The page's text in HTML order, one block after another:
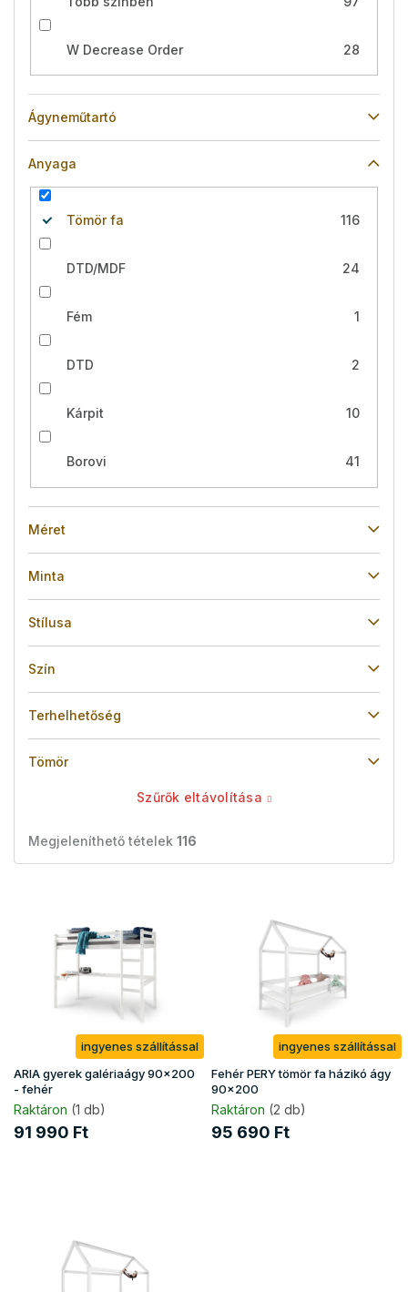
W Decrease Order 28
Ágyneműtartó
Anyaga
Tömör fa 116
DTD/MDF 24
Fém 1
DTD 2
Kárpit 10
Borovi 41
Méret
Minta
Stílusa
Szín
Terhelhetőség
Tömör
Szűrők eltávolítása
Megjeleníthető tételek 116
i
s
t
á
ingyenes szállítással
ARIA gyerek galériaágy 90x200
- fehér
Raktáron (1 db)
91 990 Ft
ingyenes szállítással
Fehér PERY tömör fa házikó ágy
90x200
Raktáron (2 db)
95 690 Ft